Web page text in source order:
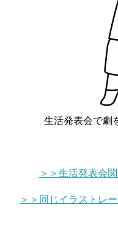
生活発表会で劇
＞＞生活発表会
＞＞同じイラストレ